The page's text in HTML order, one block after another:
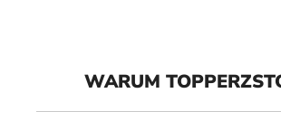
WARUM